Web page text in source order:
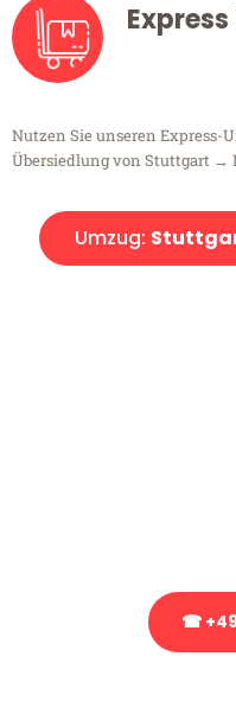
Nutzen Sie unseren
Übersiedlung von Stuttgart →
Umzug:
☎